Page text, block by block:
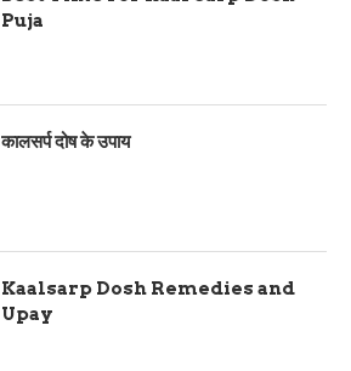
Puja
कालसर्प दोष के उपाय
Kaalsarp Dosh Remedies and
Upay